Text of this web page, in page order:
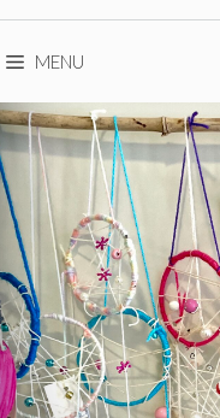
MENU